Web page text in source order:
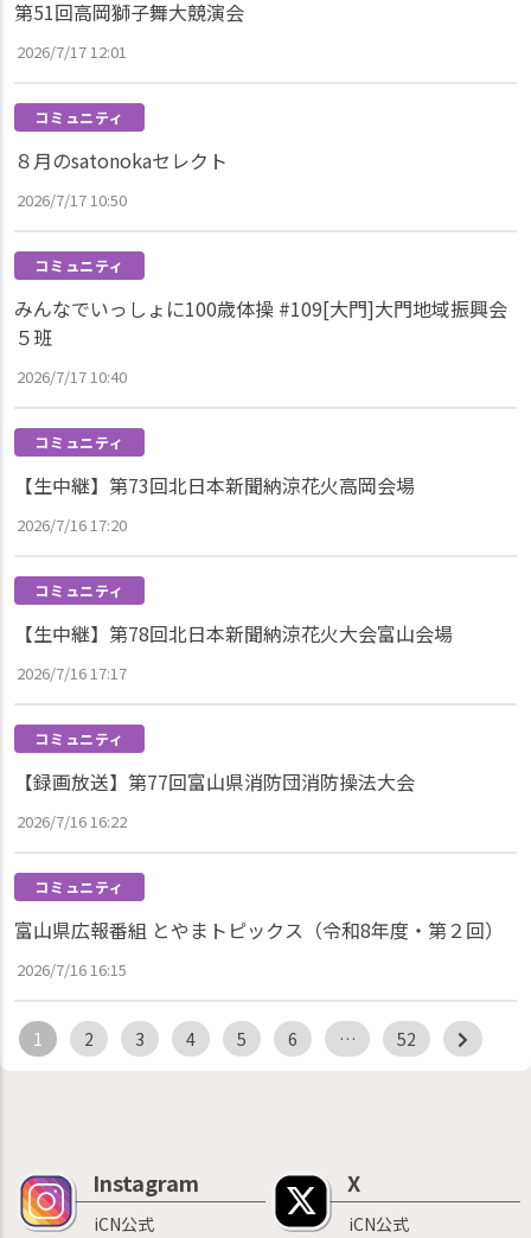
第51回高岡獅子舞大競演会
2026/7/17 12:01
コミュニティ
８月のsatonokaセレクト
2026/7/17 10:50
コミュニティ
みんなでいっしょに100歳体操 #109[大門]大門地域振興会
５班
2026/7/17 10:40
コミュニティ
【生中継】第73回北日本新聞納涼花火高岡会場
2026/7/16 17:20
コミュニティ
【生中継】第78回北日本新聞納涼花火大会富山会場
2026/7/16 17:17
コミュニティ
【録画放送】第77回富山県消防団消防操法大会
2026/7/16 16:22
コミュニティ
富山県広報番組 とやまトピックス（令和8年度・第２回）
2026/7/16 16:15
1 2 3 4 5 6 … 52
Instagram
iCN公式
X
iCN公式